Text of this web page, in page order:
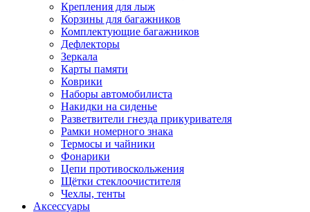
Крепления для лыж
Корзины для багажников
Комплектующие багажников
Дефлекторы
Зеркала
Карты памяти
Коврики
Наборы автомобилиста
Накидки на сиденье
Разветвители гнезда прикуривателя
Рамки номерного знака
Термосы и чайники
Фонарики
Цепи противоскольжения
Щётки стеклоочистителя
Чехлы, тенты
Аксессуары